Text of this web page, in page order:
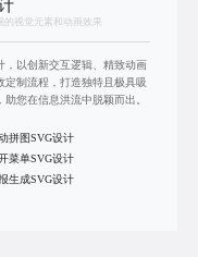
的视觉元素和动画效果
，以创新交互逻辑、精致动画
定制流程，打造独特且极具吸
您在信息洪流中脱颖而出。
拼图SVG设计
菜单SVG设计
生成SVG设计